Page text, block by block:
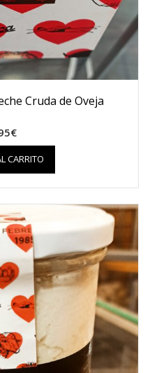
Cruda de Oveja
€
CARRITO